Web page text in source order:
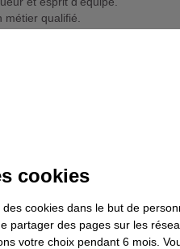
qualifié.
dans le bâtiment ou les métiers
et les équipements en
d'une installation électrique
installation électrique
- Réalisation des
des contrôles et de la
cookies
cookies dans le but de
partager des pages sur les
votre choix pendant 6 mois.